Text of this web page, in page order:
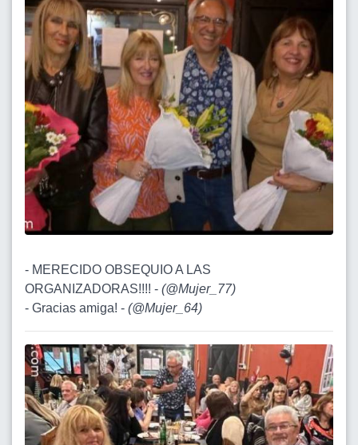
- MERECIDO OBSEQUIO A LAS
ORGANIZADORAS!!!! - (@Mujer_77)
- Gracias amiga! - (@Mujer_64)